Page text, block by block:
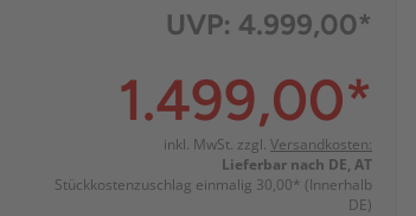
UVP: 4.999,00*
1.499,00*
inkl. MwSt. zzgl. Versandkosten:
Lieferbar nach DE, AT
Stückkostenzuschlag einmalig 30,00* (Innerhalb
DE)